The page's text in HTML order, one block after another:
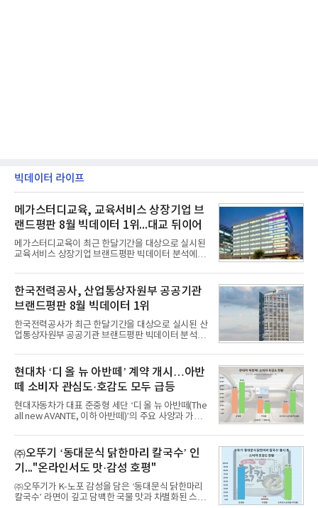
빅데이터 라이프
메가스터디교육, 교육서비스 상장기업 브
랜드평판 8월 빅데이터 1위...대교 뒤이어
메가스터디교육이 최근 한달기간을 대상으로 실시된
교육서비스 상장기업 브랜드평판 빅데이터 분석에서
일 한국기업평판연구소(소장 구창환)는 국내 교육서
비스 상장기업 브랜드를 대상으로 지난 7월 7일부터
8월 7일까지 수집된 소비자 빅데이터 10,074,233건
을 분석한 결과, 메가스터디교육이 브랜드평판지수
1,710,926을 기록하며 8월 1위에 올랐다고 밝혔다.
분석에 활용된 빅데이터는 지난 7월(9,491,206건) 대
비 6.14% 증가한 수치로, 교육서비스 상장기업 브랜
디교육, 대교, 디지
한국전력공사, 산업통상자원부 공공기관
브랜드평판 8월 빅데이터 1위
한국전력공사가 최근 한달기간을 대상으로 실시된 산
업통상자원부 공공기관 브랜드평판 빅데이터 분석에
이 순으로 뒤를 이었다.7일 한국기업평판연구소(소장
구창환)는 산업통상자원부 공공기관 41개 브랜드를
대상으로 지난 7월 7일부터 8월 7일까지 수집된 소비
자 빅데이터 91,102,549건을 분석한 결과, 한국전력
공사가 브랜드평판지수 10,670,633을 기록하며 8월
1위에 올랐다고 밝혔다. 분석에 활용된 빅데이터는 지
난 7월(88,893,823건) 대비 2.48% 증가한 수치다.연
수력원자력, 한국석
현대차 ‘디 올 뉴 아반떼’ 계약 개시…아반
떼 소비자 관심도·호감도 모두 급등
현대자동차가 대표 준중형 세단 ‘디 올 뉴 아반떼(The
all new AVANTE, 이하 아반떼)’의 주요 사양과 가격
떼는 6년 만에 선보이는 8세대 완전변경 모델로, ▲정
교한 선과 면을 중심으로 완성한 파격적인 디자인 ▲
과거 중형 세단 수준으로 확대된 차체 제원 ▲글로벌
최고 수준의 안전성 ▲성능과 효율을 동시에 높인 주
행 완성도 ▲첨단 편의 및 디지털 사양 적용 등을 통해
글로벌 준중형 세단의 새로운 기준을 세웠다.아반떼
는 가솔린 2.0과 1.6 하이브리드 두 가지 파워트레인
㈜오뚜기 ‘동대문식 닭한마리 칼국수’ 인
기..."온라인서도 맛·감성 호평"
㈜오뚜기가 K-노포 감성을 담은 ‘동대문식 닭한마리
칼국수’ 라면이 깊고 담백한 국물 맛과 차별화된 스토